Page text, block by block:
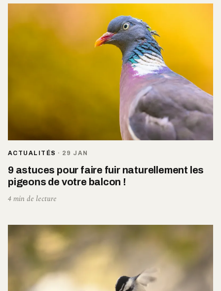
ACTUALITÉS · 29 JAN
9 astuces pour faire fuir naturellement les
pigeons de votre balcon !
4 min de lecture